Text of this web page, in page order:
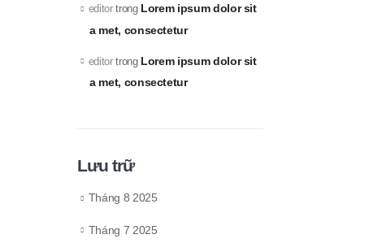
editortrong Lorem ipsum dolor sit
a met, consectetur
editortrong Lorem ipsum dolor sit
a met, consectetur
Lưu trữ
Tháng 8 2025
Tháng 7 2025